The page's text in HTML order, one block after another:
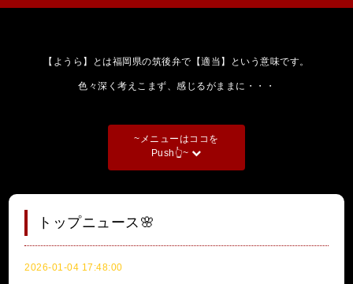
【ようら】とは福岡県の筑後弁で【適当】という意味です。
色々深く考えこまず、感じるがままに・・・
~メニューはココを
Push👆~
トップニュース🌸
2026-01-04 17:48:00